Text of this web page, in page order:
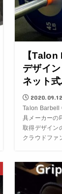
【
デザイ
ネット
2020.09.12
Talon Barbell
具メーカーの
取得デザイン
クラウドファ